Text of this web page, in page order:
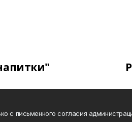
с письменного согласия